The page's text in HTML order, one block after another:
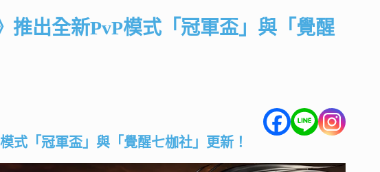
推出全新PvP模式「冠軍盃」與「覺醒
式「冠軍盃」與「覺醒七枷社」更新！